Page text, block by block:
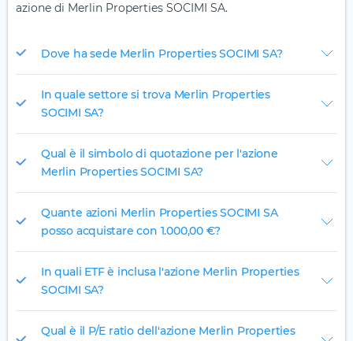
azione di Merlin Properties SOCIMI SA.
Dove ha sede Merlin Properties SOCIMI SA?
In quale settore si trova Merlin Properties
SOCIMI SA?
Qual è il simbolo di quotazione per l'azione
Merlin Properties SOCIMI SA?
Quante azioni Merlin Properties SOCIMI SA
posso acquistare con 1.000,00 €?
In quali ETF è inclusa l'azione Merlin Properties
SOCIMI SA?
Qual è il P/E ratio dell'azione Merlin Properties